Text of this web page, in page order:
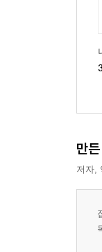
만
저자,